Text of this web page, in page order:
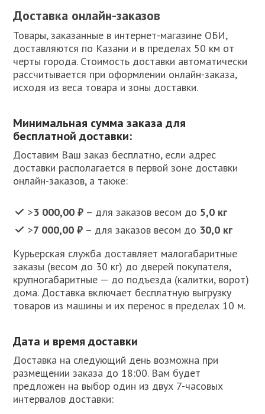
Доставка онлайн-заказов
Товары, заказанные в интернет-магазине ОБИ,
доставляются по Казани и в пределах 50 км от
черты города. Стоимость доставки автоматически
рассчитывается при оформлении онлайн-заказа,
исходя из веса товара и зоны доставки.
Минимальная сумма заказа для
бесплатной доставки:
Доставим Ваш заказ бесплатно, если адрес
доставки располагается в первой зоне доставки
онлайн-заказов, а также:
>3 000,00 ₽ – для заказов весом до 5,0 кг
>7 000,00 ₽ – для заказов весом до 30,0 кг
Курьерская служба доставляет малогабаритные
заказы (весом до 30 кг) до дверей покупателя,
крупногабаритные — до подъезда (калитки, ворот)
дома. Доставка включает бесплатную выгрузку
товаров из машины и их перенос в пределах 10 м.
Дата и время доставки
Доставка на следующий день возможна при
размещении заказа до 18:00. Вам будет
предложен на выбор один из двух 7-часовых
интервалов доставки: